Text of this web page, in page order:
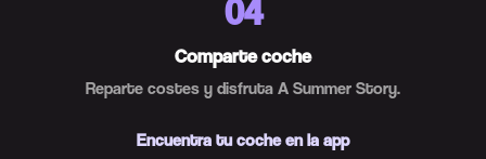
04
Comparte coche
Reparte costes y disfruta A Summer Story.
Encuentra tu coche en la app